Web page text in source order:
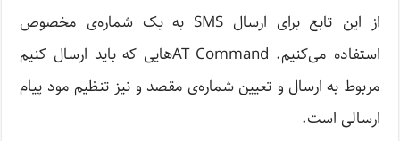
از این تابع برای ارسال SMS به یک شماره‌ی مخصوص
استفاده می‌کنیم. AT Command‌هایی که باید ارسال کنیم
مربوط به ارسال و تعیین شماره‌ی مقصد و نیز تنظیم مود پیام
ارسالی است.